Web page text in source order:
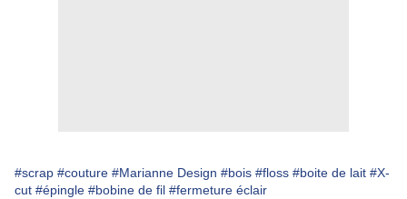
#scrap #couture #Marianne Design #bois #floss #boite de lait #X-
cut #épingle #bobine de fil #fermeture éclair